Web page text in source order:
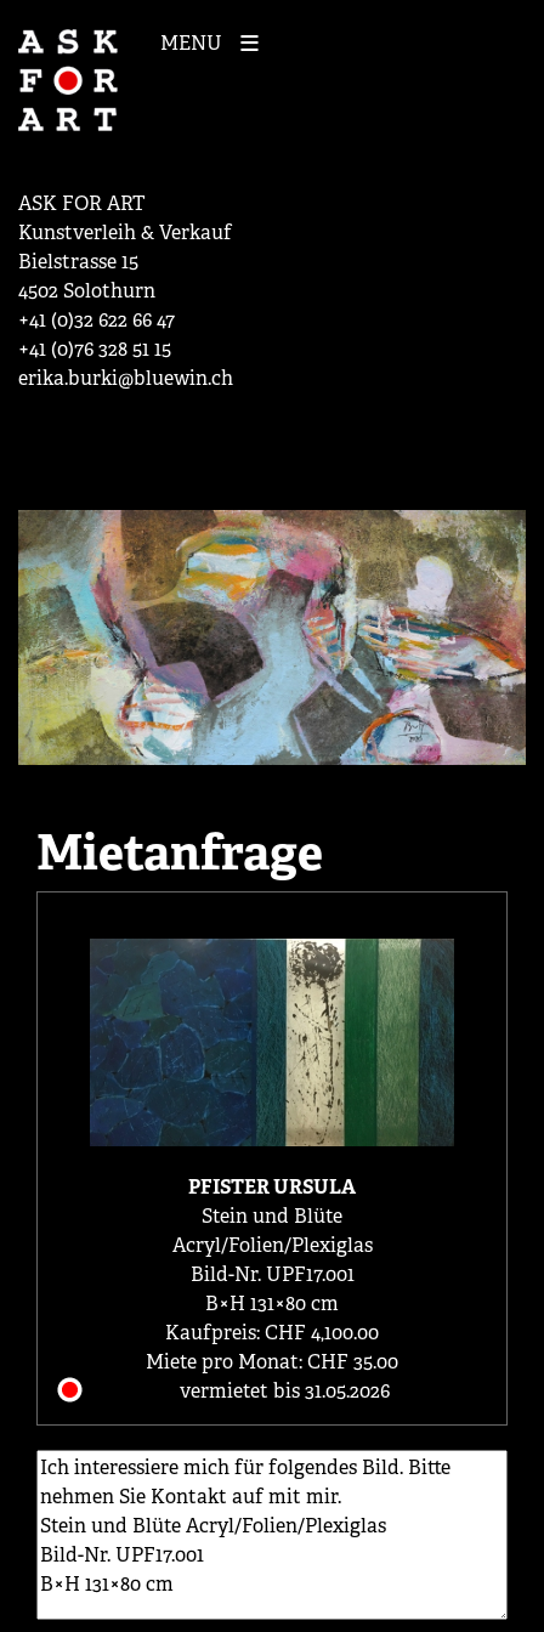
MENU
ASK FOR ART
Kunstverleih & Verkauf
Bielstrasse 15
4502 Solothurn
+41 (0)32 622 66 47
+41 (0)76 328 51 15
erika.burki@bluewin.ch
Mietanfrage
PFISTER URSULA
Stein und Blüte
Acryl/Folien/Plexiglas
Bild-Nr. UPF17.001
B×H 131×80 cm
Kaufpreis: CHF 4,100.00
Miete pro Monat: CHF 35.00
vermietet bis 31.05.2026